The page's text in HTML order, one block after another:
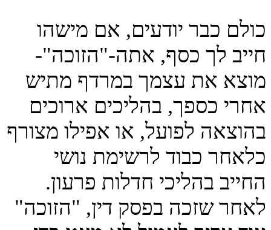
כולם כבר יודעים, אם מישהו
חייב לך כסף, אתה-"הזוכה"-
מוצא את עצמך במרדף מתיש
אחרי כספך, בהליכים ארוכים
בהוצאה לפועל, או אפילו מצורף
כלאחר כבוד לרשימת נושי
החייב בהליכי חדלות פרעון.
לאחר שזכה בפסק דין, "הזוכה"